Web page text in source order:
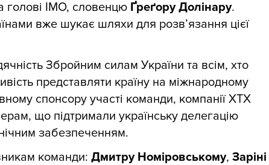
голові ІМО, словенцю Ґреґору Долінару.
вже шукає шляхи для розв’язання цієї
Збройним силам України та всім, хто
представляти країну на міжнародному
спонсору участі команди, компанії XTX
що підтримали українську делегацію
забезпеченням.
команди: Дмитру Номіровському, Заріні